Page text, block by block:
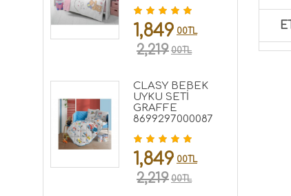
1,849 00TL
2,219 00TL
CLASY BEBEK
UYKU SETİ
GRAFFE
8699297000087
1,849 00TL
2,219 00TL